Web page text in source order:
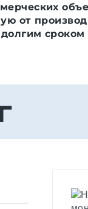
от